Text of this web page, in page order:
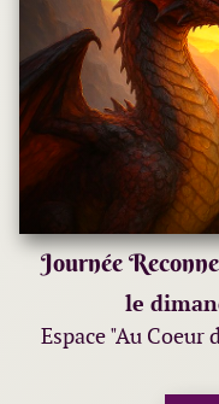
Journée
le
Espace "Au Coeur